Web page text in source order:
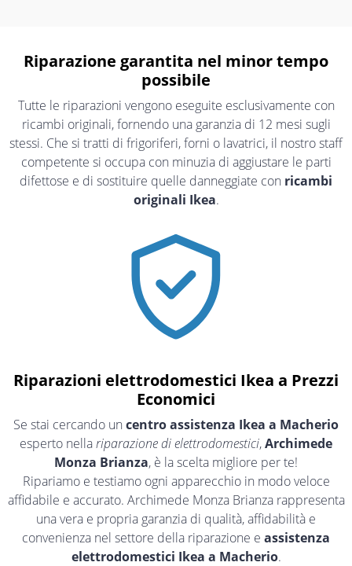
Riparazione garantita nel minor tempo
possibile
Tutte le riparazioni vengono eseguite esclusivamente con
ricambi originali, fornendo una garanzia di 12 mesi sugli
stessi. Che si tratti di frigoriferi, forni o lavatrici, il nostro staff
competente si occupa con minuzia di aggiustare le parti
difettose e di sostituire quelle danneggiate con ricambi
originali Ikea.
Riparazioni elettrodomestici Ikea a Prezzi
Economici
Se stai cercando un centro assistenza Ikea a Macherio
esperto nellariparazione di elettrodomestici,Archimede
Monza Brianza, è la scelta migliore per te!
Ripariamo e testiamo ogni apparecchio in modo veloce
affidabile e accurato. Archimede Monza Brianza rappresenta
una vera e propria garanzia di qualità, affidabilità e
convenienza nel settore della riparazione e assistenza
elettrodomestici Ikea a Macherio.